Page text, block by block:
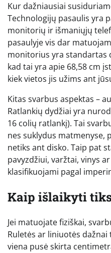
Kur dažniausiai
Technologijų pasaulis yra
monitorių ir išmaniųjų
pasaulyje vis dar
monitorius yra standartas
kad tai yra apie 68,58 cm
kiek vietos jis užims ant
Kitas svarbus aspektas –
Ratlankių dydžiai yra
16 colių ratlankį). Tai
nes suklydus matmenyse,
netiks ant disko. Taip pat
pavyzdžiui, varžtai, vinys
klasifikuojami pagal
Kaip išlaikyti
Jei matuojate fiziškai,
Ruletės ar liniuotės
viena pusė skirta